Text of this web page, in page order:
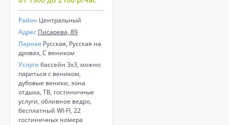
Район Центральный
Адрес Писарева, 89
Парная Русская, Русская на
дровах, С веником
Услуги бассейн 3х3, можно
париться с веником,
дубовые веники, зона
отдыха, ТВ, гостиничные
услуги, обливное ведро,
бесплатный WI-FI, 22
гостиничных номера